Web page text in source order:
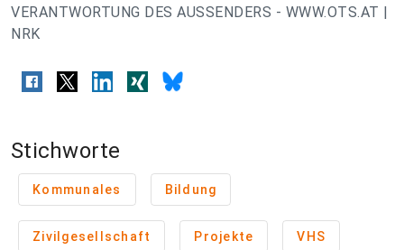
VERANTWORTUNG DES AUSSENDERS - WWW.OTS.AT |
NRK
Stichworte
Kommunales Bildung
Zivilgesellschaft Projekte VHS